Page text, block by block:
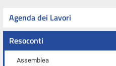
Agenda dei Lavori
Resoconti
Assemblea